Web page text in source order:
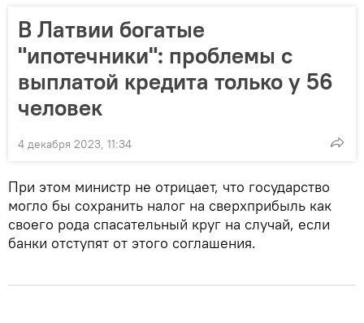
В Латвии богатые
"ипотечники": проблемы с
выплатой кредита только у 56
человек
4 декабря 2023, 11:34
При этом министр не отрицает, что государство
могло бы сохранить налог на сверхприбыль как
своего рода спасательный круг на случай, если
банки отступят от этого соглашения.